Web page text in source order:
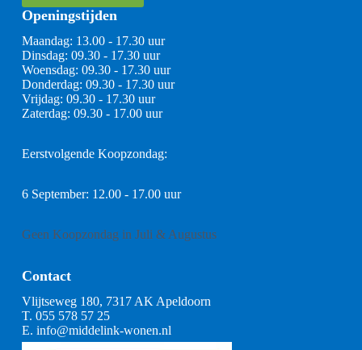
Openingstijden
Maandag: 13.00 - 17.30 uur
Dinsdag: 09.30 - 17.30 uur
Woensdag: 09.30 - 17.30 uur
Donderdag: 09.30 - 17.30 uur
Vrijdag: 09.30 - 17.30 uur
Zaterdag: 09.30 - 17.00 uur
Eerstvolgende Koopzondag:
6 September: 12.00 - 17.00 uur
Geen Koopzondag in Juli & Augustus
Contact
Vlijtseweg 180, 7317 AK Apeldoorn
T. 055 578 57 25
E. info@middelink-wonen.nl